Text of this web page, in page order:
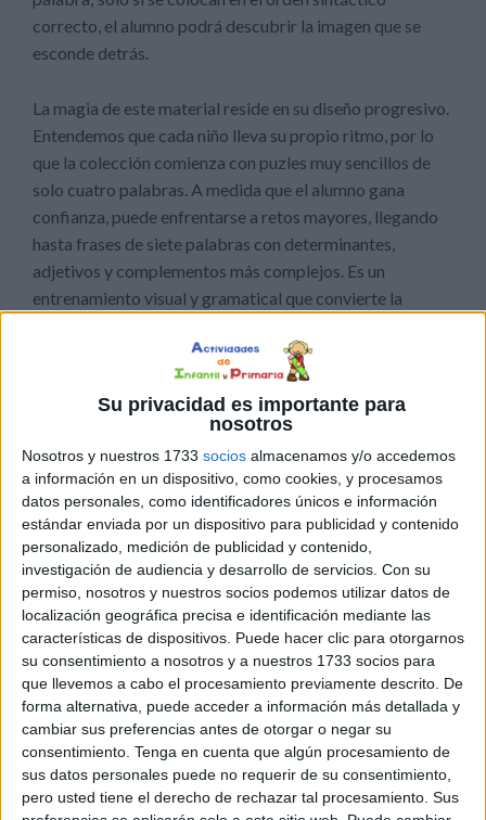
Su privacidad es importante para
nosotros
Nosotros y nuestros 1733 socios almacenamos y/o accedemos
a información en un dispositivo, como cookies, y procesamos
datos personales, como identificadores únicos e información
estándar enviada por un dispositivo para publicidad y contenido
personalizado, medición de publicidad y contenido,
investigación de audiencia y desarrollo de servicios. Con su
permiso, nosotros y nuestros socios podemos utilizar datos de
localización geográfica precisa e identificación mediante las
características de dispositivos. Puede hacer clic para otorgarnos
su consentimiento a nosotros y a nuestros 1733 socios para
que llevemos a cabo el procesamiento previamente descrito. De
forma alternativa, puede acceder a información más detallada y
cambiar sus preferencias antes de otorgar o negar su
consentimiento. Tenga en cuenta que algún procesamiento de
sus datos personales puede no requerir de su consentimiento,
pero usted tiene el derecho de rechazar tal procesamiento. Sus
correcto, el alumno podrá descubrir la imagen que se
esconde detrás.
La magia de este material reside en su diseño progresivo.
Entendemos que cada niño lleva su propio ritmo, por lo
que la colección comienza con puzles muy sencillos de
solo cuatro palabras. A medida que el alumno gana
confianza, puede enfrentarse a retos mayores, llegando
hasta frases de siete palabras con determinantes,
adjetivos y complementos más complejos. Es un
entrenamiento visual y gramatical que convierte la
Lo que hace único a este recurso es el apoyo visual. La
imagen actúa como un guía: si el alumno intenta poner el
verbo antes que el sujeto, verá rápidamente que el dibujo
no tiene sentido. Esto fomenta la autonomía y la
autoevaluación, ya que el propio puzle le indica si va por
buen camino. Es un material ideal para trabajar la
comprensión lectora, la concordancia y la atención, todo
mientras se divierten completando la ilustración.